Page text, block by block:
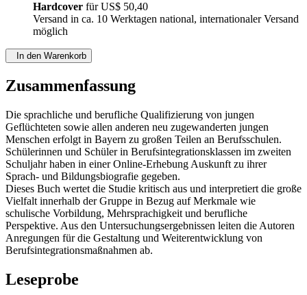
Hardcover fürUS$ 50,40
Versand in ca. 10 Werktagen national, internationaler Versand
möglich
In den Warenkorb
Zusammenfassung
Die sprachliche und berufliche Qualifizierung von jungen
Geflüchteten sowie allen anderen neu zugewanderten jungen
Menschen erfolgt in Bayern zu großen Teilen an Berufsschulen.
Schülerinnen und Schüler in Berufsintegrationsklassen im zweiten
Schuljahr haben in einer Online-Erhebung Auskunft zu ihrer
Sprach- und Bildungsbiografie gegeben.
Dieses Buch wertet die Studie kritisch aus und interpretiert die große
Vielfalt innerhalb der Gruppe in Bezug auf Merkmale wie
schulische Vorbildung, Mehrsprachigkeit und berufliche
Perspektive. Aus den Untersuchungsergebnissen leiten die Autoren
Anregungen für die Gestaltung und Weiterentwicklung von
Berufsintegrationsmaßnahmen ab.
Leseprobe